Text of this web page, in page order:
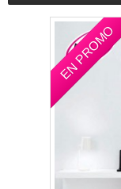
EN PROMO